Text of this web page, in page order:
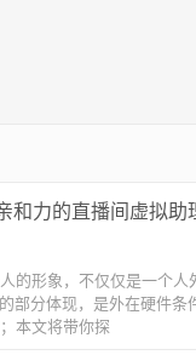
和力的直播间虚拟助
的形象，不仅仅是一个人
部分体现，是外在硬件条
本文将带你探